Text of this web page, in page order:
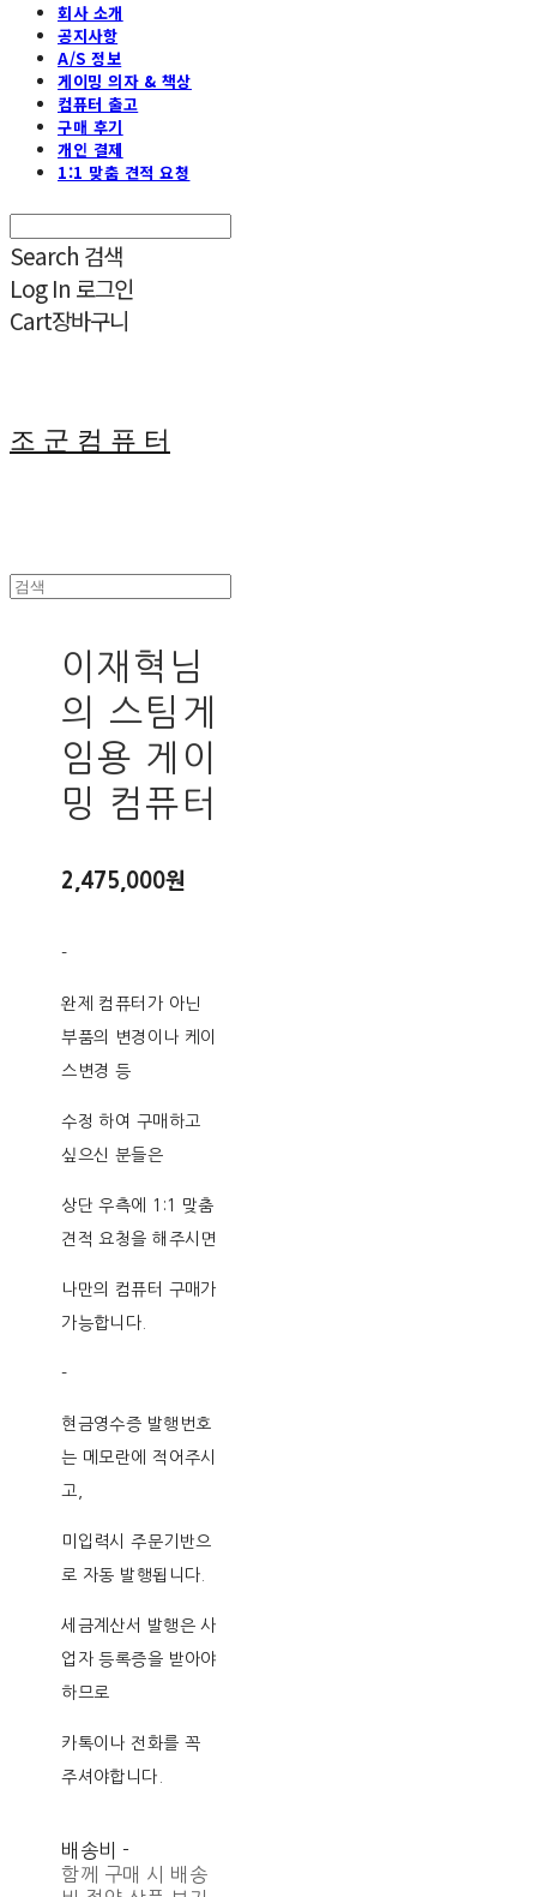
회사 소개
공지사항
A/S 정보
게이밍 의자 & 책상
컴퓨터 출고
구매 후기
개인 결제
1:1 맞춤 견적 요청
Search 검색
Log In 로그인
Cart장바구니
조 군 컴 퓨 터
이재혁님
의 스팀게
임용 게이
밍 컴퓨터
2,475,000원
-
완제 컴퓨터가 아닌
부품의 변경이나 케이
스변경 등
수정 하여 구매하고
싶으신 분들은
상단 우측에 1:1 맞춤
견적 요청을 해주시면
나만의 컴퓨터 구매가
가능합니다.
-
현금영수증 발행번호
는 메모란에 적어주시
고,
미입력시 주문기반으
로 자동 발행됩니다.
세금계산서 발행은 사
업자 등록증을 받아야
하므로
카톡이나 전화를 꼭
주셔야합니다.
배송비 -
함께 구매 시 배송